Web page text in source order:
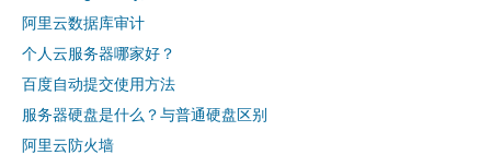
阿里云数据库审计
个人云服务器哪家好？
百度自动提交使用方法
服务器硬盘是什么？与普通硬盘区别
阿里云防火墙